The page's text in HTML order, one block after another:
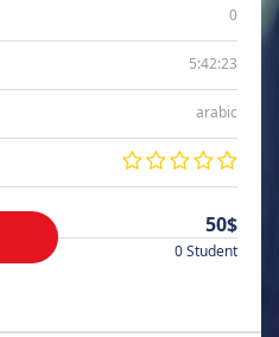
0
5:42:23
arabic
50$
0 Student